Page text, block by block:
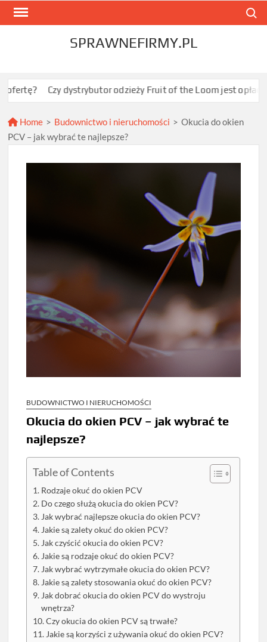
Skip
SPRAWNEFIRMY.PL
dystrybutor odzieży Fruit of the Loom jest opłacalny dla
Home > Budownictwo i nieruchomości > Okucia do okien
PCV – jak wybrać te najlepsze?
BUDOWNICTWO I NIERUCHOMOŚCI
Okucia do okien PCV – jak wybrać te
najlepsze?
Table of Contents
Rodzaje okuć do okien PCV
Do czego służą okucia do okien PCV?
Jak wybrać najlepsze okucia do okien PCV?
Jakie są zalety okuć do okien PCV?
Jak czyścić okucia do okien PCV?
Jakie są rodzaje okuć do okien PCV?
Jak wybrać wytrzymałe okucia do okien PCV?
Jakie są zalety stosowania okuć do okien PCV?
Jak dobrać okucia do okien PCV do wystroju
wnętrza?
Czy okucia do okien PCV są trwałe?
Jakie są korzyści z używania okuć do okien PCV?